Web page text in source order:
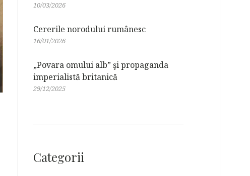
10/03/2026
Cererile norodului rumânesc
16/01/2026
„Povara omului alb” şi propaganda
imperialistă britanică
29/12/2025
Categorii